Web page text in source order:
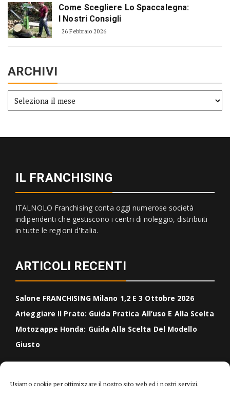
Usiamo cookie per ottimizzare il nostro sito web ed i nostri servizi.
Come Scegliere Lo Spaccalegna:
I Nostri Consigli
26 Febbraio 2026
ARCHIVI
Archivi
IL FRANCHISING
ITALNOLO Franchising conta oggi numerose società
indipendenti che gestiscono i centri di noleggio, distribuiti
in tutte le regioni d'Italia.
ARTICOLI RECENTI
Salone FRANCHISING Milano 1,2 E 3 Ottobre 2026
Arieggiare Il Prato: Guida Pratica All’uso E Alla Scelta
Motozappe Honda: Guida Alla Scelta Del Modello
Giusto
CERCA NEL BLOG